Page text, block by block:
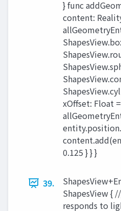
} func
content:
xOffset: Float
0.125 } } }
39.
ShapesView {
responds to